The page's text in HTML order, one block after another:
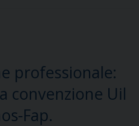
professionale:
convenzione Uil
Fap.